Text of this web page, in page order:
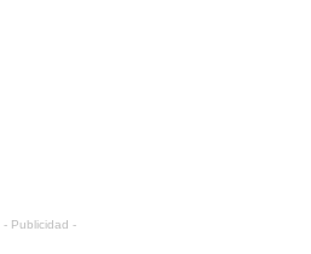
- Publicidad -